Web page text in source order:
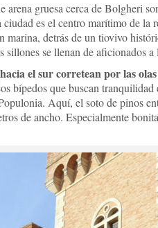
arena gruesa cerca de Bolgheri
es el centro marítimo de la
marina, detrás de un tiovivo
sillones se llenan de aficionados
el sur corretean por las
bípedos que buscan
Aquí, el soto de pinos
de ancho. Especialmente